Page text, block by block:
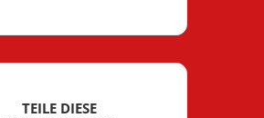
TEILE DIESE